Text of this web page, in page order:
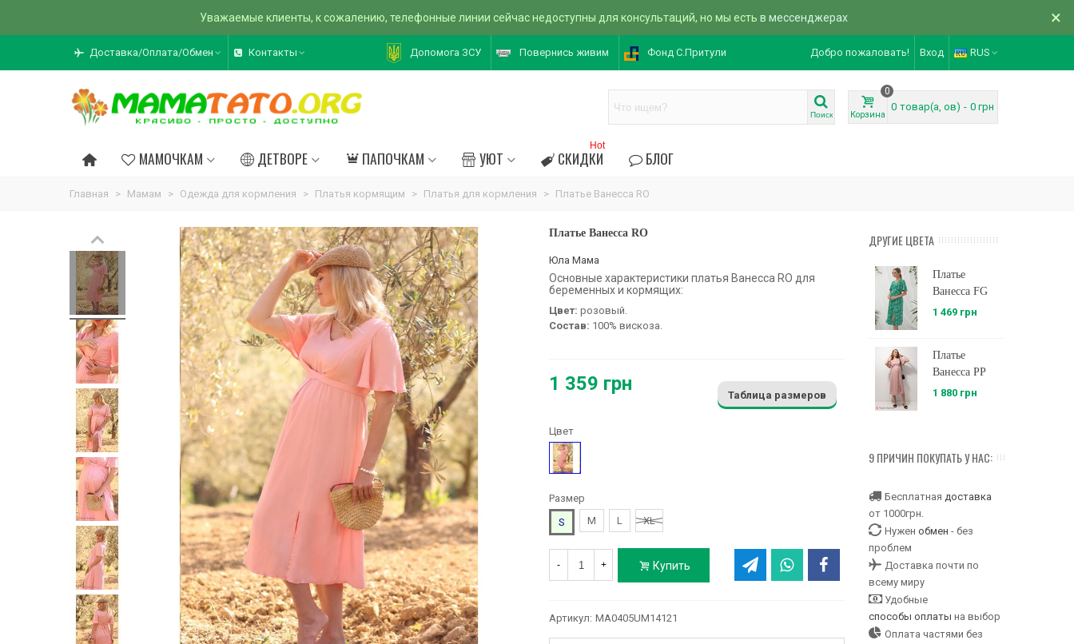
Уважаемые клиенты, к сожалению, телефонные линии сейчас недоступны для консультаций, но мы есть в мессенджерах ×
Доставка/Оплата/Обмен Контакты Допомога ЗСУ Повернись живим Фонд С.Притули Добро пожаловать! Вход RUS
Поиск Корзина
0
0 товар(а, ов) - 0 грн
МАМОЧКАМ ДЕТВОРЕ ПАПОЧКАМ УЮТ СКИДКИ
Hot
БЛОГ
Главная > Мамам > Одежда для кормления > Платья кормящим > Платья для кормления > Платье Ванесса RO
Платье Ванесса RO
Юла Мама
Основные характеристики платья Ванесса RO для
беременных и кормящих:
Цвет: розовый.
Состав: 100% вискоза.
1 359 грн
Таблица размеров
Цвет
Розовый
Размер
S
M L XL
- + Купить
Артикул: MA0405UM14121
ДРУГИЕ ЦВЕТА
Платье
Ванесса FG
1 469 грн
Платье
Ванесса PP
1 880 грн
9 ПРИЧИН ПОКУПАТЬ У НАС:
Бесплатная доставка
от 1000грн.
Нужен обмен - без
проблем
Доставка почти по
всему миру
Удобные
способы оплаты на выбор
Оплата частями без